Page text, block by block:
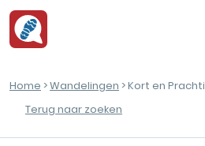
Home >Wandelingen > Kort en
Terug naar zoeken